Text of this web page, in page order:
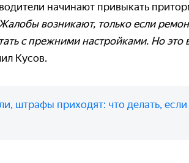
начинают привыкать
возникают, только если
с прежними настройками. Но
Кусов.
штрафы приходят: что делать,